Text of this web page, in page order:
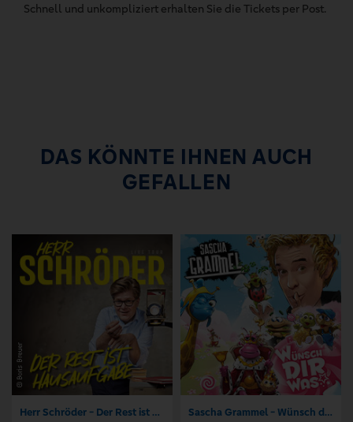
Schnell und unkompliziert erhalten Sie die Tickets per Post.
DAS KÖNNTE IHNEN AUCH
GEFALLEN
Herr Schröder - Der Rest ist Hausaufgabe Sascha Grammel - Wünsch dir was